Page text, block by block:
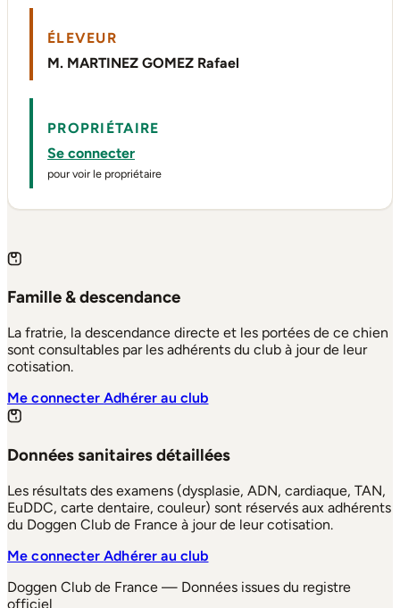
ÉLEVEUR
M. MARTINEZ GOMEZ Rafael
PROPRIÉTAIRE
Se connecter
pour voir le propriétaire
Famille & descendance
La fratrie, la descendance directe et les portées de ce chien
sont consultables par les adhérents du club à jour de leur
cotisation.
Me connecterAdhérer au club
Données sanitaires détaillées
Les résultats des examens (dysplasie, ADN, cardiaque, TAN,
EuDDC, carte dentaire, couleur) sont réservés aux adhérents
du Doggen Club de France à jour de leur cotisation.
Me connecterAdhérer au club
Doggen Club de France — Données issues du registre
officiel